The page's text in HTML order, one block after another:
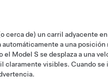
cerca de) un carril adyacente
automáticamente a una posición
el Model S se desplaza a una
claramente visibles. Cuando se